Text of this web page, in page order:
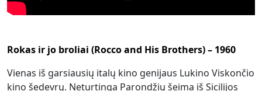
Rokas ir jo broliai (Rocco and His Brothers) – 1960
Vienas iš garsiausių italų kino genijaus Lukino Viskončio
kino šedevrų. Neturtinga Parondžių šeima iš Sicilijos